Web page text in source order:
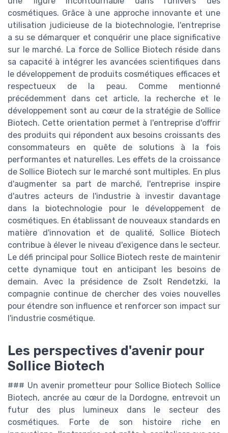
cosmétiques. Grâce à une approche innovante et une
utilisation judicieuse de la biotechnologie, l'entreprise
a su se démarquer et conquérir une place significative
sur le marché. La force de Sollice Biotech réside dans
sa capacité à intégrer les avancées scientifiques dans
le développement de produits cosmétiques efficaces et
respectueux de la peau. Comme mentionné
précédemment dans cet article, la recherche et le
développement sont au cœur de la stratégie de Sollice
Biotech. Cette orientation permet à l'entreprise d'offrir
des produits qui répondent aux besoins croissants des
consommateurs en quête de solutions à la fois
performantes et naturelles. Les effets de la croissance
de Sollice Biotech sur le marché sont multiples. En plus
d'augmenter sa part de marché, l'entreprise inspire
d'autres acteurs de l'industrie à investir davantage
dans la biotechnologie pour le développement de
cosmétiques. En établissant de nouveaux standards en
matière d'innovation et de qualité, Sollice Biotech
contribue à élever le niveau d'exigence dans le secteur.
Le défi principal pour Sollice Biotech reste de maintenir
cette dynamique tout en anticipant les besoins de
demain. Avec la présidence de Zsolt Rendetzki, la
compagnie continue de chercher des voies nouvelles
pour étendre son influence et renforcer son impact sur
l'industrie cosmétique.
Les perspectives d'avenir pour
Sollice Biotech
### Un avenir prometteur pour Sollice Biotech Sollice
Biotech, ancrée au cœur de la Dordogne, entrevoit un
futur des plus lumineux dans le secteur des
cosmétiques. Forte de son histoire riche en